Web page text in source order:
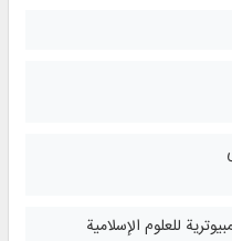
للعلوم الإسلامية